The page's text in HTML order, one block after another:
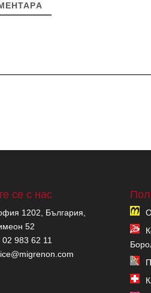
се с нас
1202, България,
52
02 983 62 11